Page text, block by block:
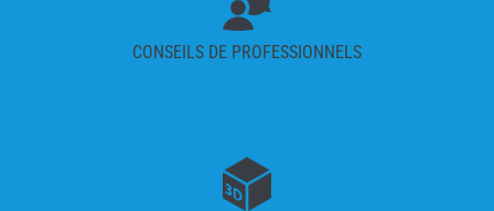
CONSEILS DE PROFESSIONNELS